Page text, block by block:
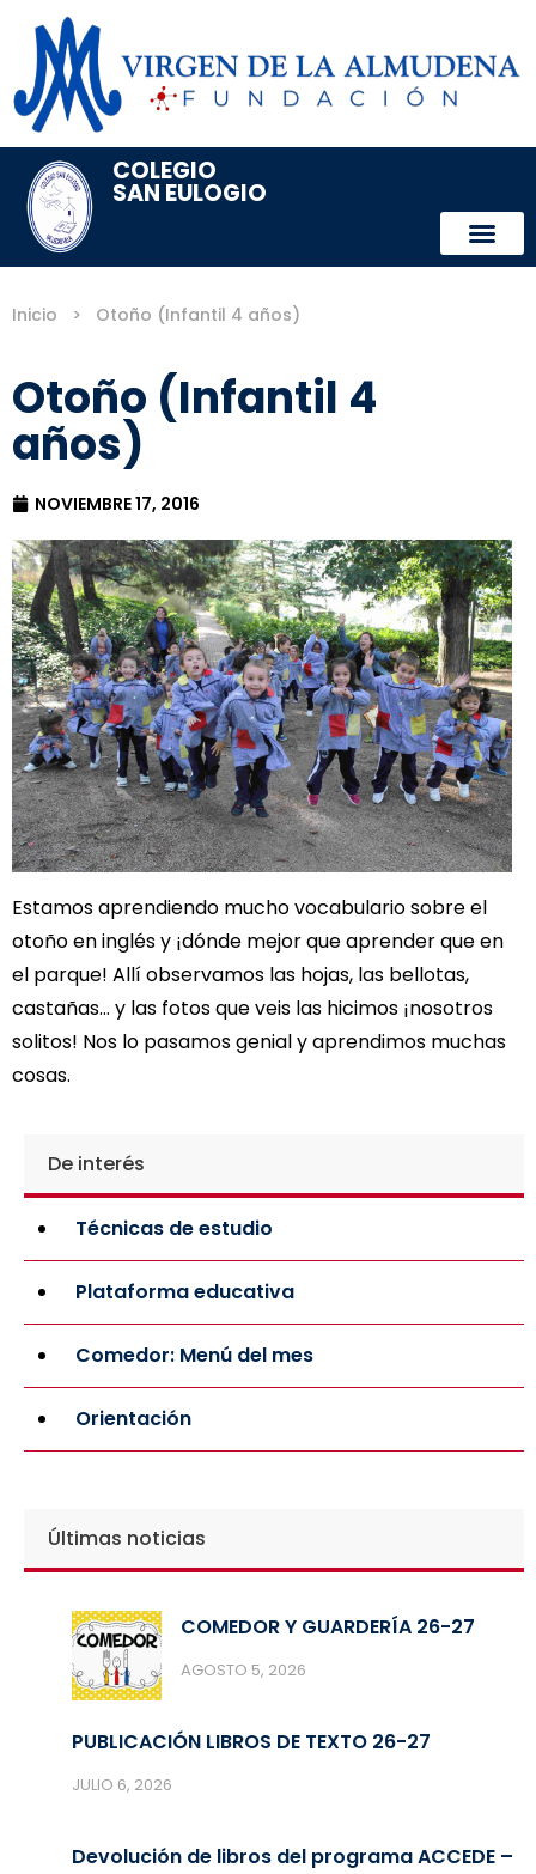
COLEGIO
SAN EULOGIO
Inicio > Otoño (Infantil 4 años)
Otoño (Infantil 4
años)
NOVIEMBRE 17, 2016
Estamos aprendiendo mucho vocabulario sobre el
otoño en inglés y ¡dónde mejor que aprender que en
el parque! Allí observamos las hojas, las bellotas,
castañas… y las fotos que veis las hicimos ¡nosotros
solitos! Nos lo pasamos genial y aprendimos muchas
cosas.
De interés
Técnicas de estudio
Plataforma educativa
Comedor: Menú del mes
Orientación
Últimas noticias
COMEDOR Y GUARDERÍA 26-27
AGOSTO 5, 2026
PUBLICACIÓN LIBROS DE TEXTO 26-27
JULIO 6, 2026
Devolución de libros del programa ACCEDE –